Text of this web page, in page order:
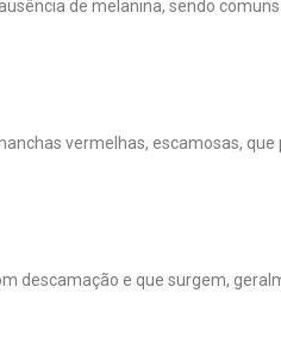
de melanina, sendo
vermelhas, escamosas,
descamação e que surgem,